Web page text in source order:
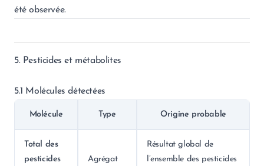
été observée.
5. Pesticides et métabolites
5.1 Molécules détectées
Molécule Type Origine probable
Total des
pesticides
Agrégat
Résultat global de
l’ensemble des pesticides